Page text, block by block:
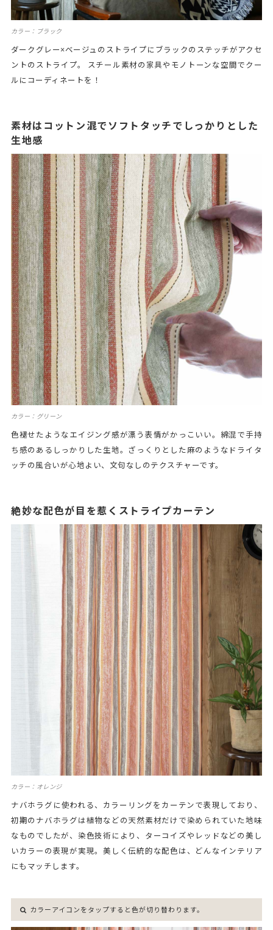
カラー：ブラック
ダークグレー×ベージュのストライプにブラックのステッチがアクセ
ントのストライプ。 スチール素材の家具やモノトーンな空間でクー
ルにコーディネートを！
素材はコットン混でソフトタッチでしっかりとした
生地感
カラー：グリーン
色褪せたようなエイジング感が漂う表情がかっこいい。綿混で手持
ち感のあるしっかりした生地。ざっくりとした麻のようなドライタ
ッチの風合いが心地よい、文句なしのテクスチャーです。
絶妙な配色が目を惹くストライプカーテン
カラー：オレンジ
ナバホラグに使われる、カラーリングをカーテンで表現しており、
初期のナバホラグは植物などの天然素材だけで染められていた地味
なものでしたが、染色技術により、ターコイズやレッドなどの美し
いカラーの表現が実現。美しく伝統的な配色は、どんなインテリア
にもマッチします。
カラーアイコンをタップすると色が切り替わります。